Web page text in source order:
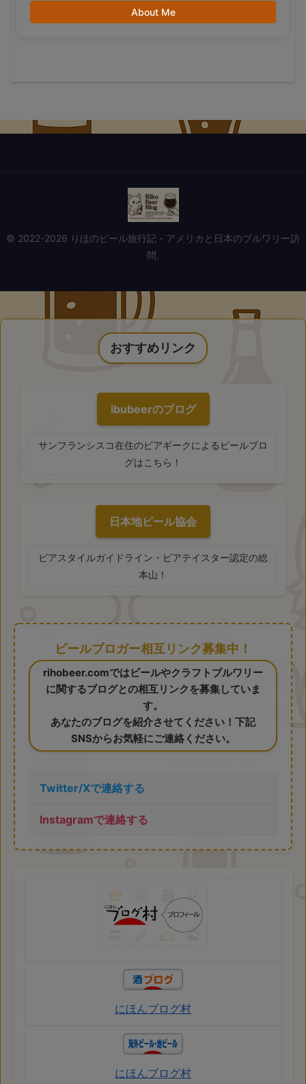
About Me
© 2022-2026 りほのビール旅行記 - アメリカと日本のブルワリー訪
問.
おすすめリンク
ibubeerのブログ
サンフランシスコ在住のビアギークによるビールブロ
グはこちら！
日本地ビール協会
ビアスタイルガイドライン・ビアテイスター認定の総
本山！
ビールブロガー相互リンク募集中！
rihobeer.comではビールやクラフトブルワリー
に関するブログとの相互リンクを募集していま
す。
あなたのブログを紹介させてください！下記
SNSからお気軽にご連絡ください。
Twitter/Xで連絡する
Instagramで連絡する
にほんブログ村
にほんブログ村